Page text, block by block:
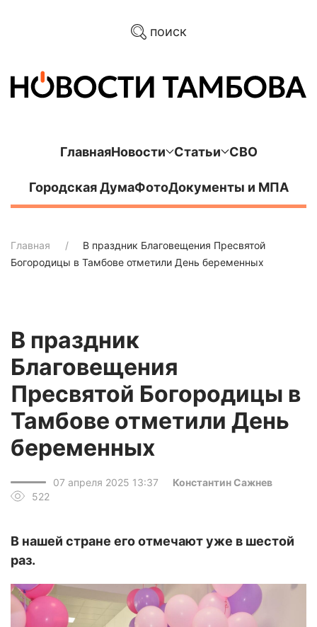
поиск
ГлавнаяНовости Статьи СВО
Городская ДумаФотоДокументы и МПА
Главная
В праздник Благовещения Пресвятой
Богородицы в Тамбове отметили День беременных
В праздник
Благовещения
Пресвятой Богородицы в
Тамбове отметили День
беременных
07 апреля 2025 13:37
Константин Сажнев
522
В нашей стране его отмечают уже в шестой
раз.